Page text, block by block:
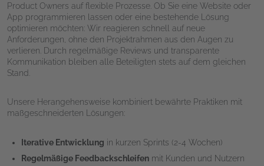
Product Owners auf flexible Prozesse. Ob Sie eine Website oder
App programmieren lassen oder eine bestehende Lösung
optimieren möchten: Wir reagieren schnell auf neue
Anforderungen, ohne den Projektrahmen aus den Augen zu
verlieren. Durch regelmäßige Reviews und transparente
Kommunikation bleiben alle Beteiligten stets auf dem gleichen
Stand.
Unsere Herangehensweise kombiniert bewährte Praktiken mit
maßgeschneiderten Lösungen:
Iterative Entwicklung in kurzen Sprints (2-4 Wochen)
Regelmäßige Feedbackschleifen mit Kunden und Nutzern